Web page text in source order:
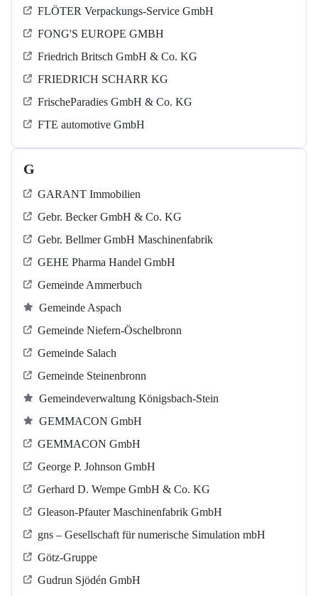
FLÖTER Verpackungs-Service GmbH
FONG'S EUROPE GMBH
Friedrich Britsch GmbH & Co. KG
FRIEDRICH SCHARR KG
FrischeParadies GmbH & Co. KG
FTE automotive GmbH
G
GARANT Immobilien
Gebr. Becker GmbH & Co. KG
Gebr. Bellmer GmbH Maschinenfabrik
GEHE Pharma Handel GmbH
Gemeinde Ammerbuch
Gemeinde Aspach
Gemeinde Niefern-Öschelbronn
Gemeinde Salach
Gemeinde Steinenbronn
Gemeindeverwaltung Königsbach-Stein
GEMMACON GmbH
GEMMACON GmbH
George P. Johnson GmbH
Gerhard D. Wempe GmbH & Co. KG
Gleason-Pfauter Maschinenfabrik GmbH
gns – Gesellschaft für numerische Simulation mbH
Götz-Gruppe
Gudrun Sjödén GmbH